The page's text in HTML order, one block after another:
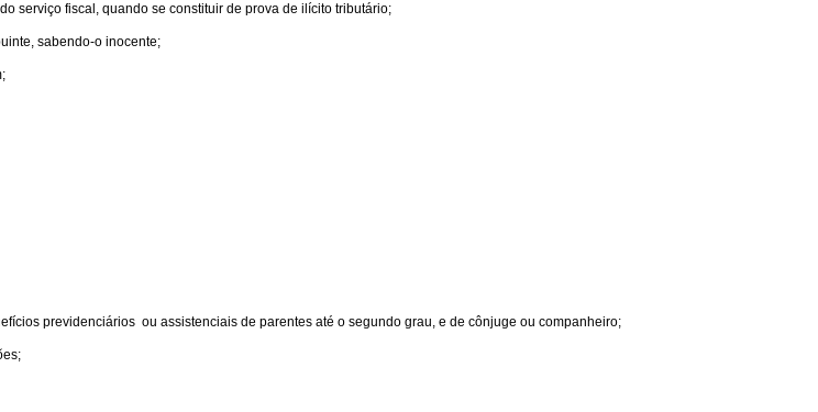
serviço fiscal, quando se constituir de prova de ilícito tributário;
sabendo-o inocente;
previdenciários ou assistenciais de parentes até o segundo grau, e de cônjuge ou companheiro;